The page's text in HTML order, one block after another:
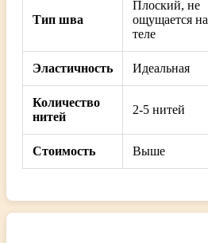
Тип шва
Плоский, не
ощущается на
теле
Эластичность Идеальная
Количество
нитей
2-5 нитей
Стоимость Выше